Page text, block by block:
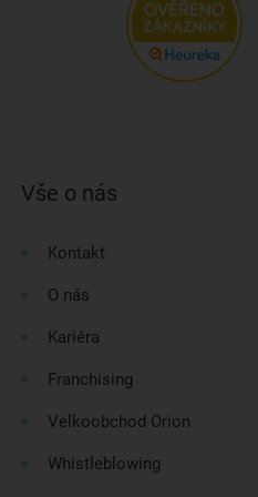
Vše o nás
Kontakt
O nás
Kariéra
Franchising
Velkoobchod Orion
Whistleblowing